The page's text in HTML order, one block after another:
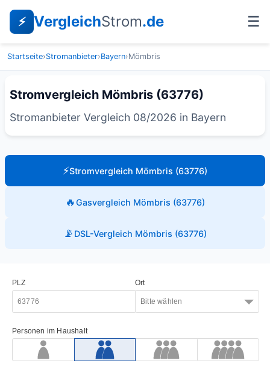
⚡ VergleichStrom.de ☰
Startseite›Stromanbieter›Bayern›Mömbris
Stromvergleich Mömbris (63776)
Stromanbieter Vergleich 08/2026 in Bayern
⚡Stromvergleich Mömbris (63776)
🔥Gasvergleich Mömbris (63776)
📡 DSL-Vergleich Mömbris (63776)